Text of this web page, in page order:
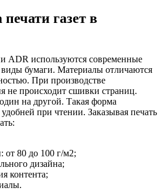
газет в
ADR используются современные
виды бумаги. Материалы отличаются
При производстве
не происходит сшивки страниц.
на другой. Такая форма
при чтении. Заказывая печать
от 80 до 100 г/м2;
дизайна;
контента;